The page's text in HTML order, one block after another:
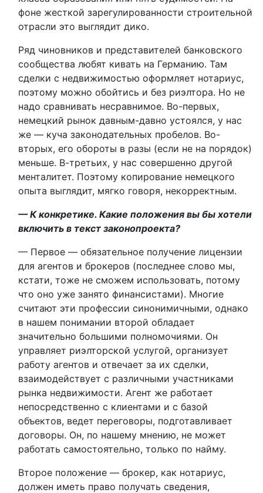
фоне жесткой зарегулированности строительной
отрасли это выглядит дико.
Ряд чиновников и представителей банковского
сообщества любят кивать на Германию. Там
сделки с недвижимостью оформляет нотариус,
поэтому можно обойтись и без риэлтора. Но не
надо сравнивать несравнимое. Во-первых,
немецкий рынок давным-давно устоялся, у нас
же — куча законодательных пробелов. Во-
вторых, его обороты в разы (если не на порядок)
меньше. В-третьих, у нас совершенно другой
менталитет. Поэтому копирование немецкого
опыта выглядит, мягко говоря, некорректным.
— К конкретике. Какие положения вы бы хотели
включить в текст законопроекта?
— Первое — обязательное получение лицензии
для агентов и брокеров (последнее слово мы,
кстати, тоже не сможем использовать, потому
что оно уже занято финансистами). Многие
считают эти профессии синонимичными, однако
в нашем понимании второй обладает
значительно большими полномочиями. Он
управляет риэлторской услугой, организует
работу агентов и отвечает за их сделки,
взаимодействует с различными участниками
рынка недвижимости. Агент же работает
непосредственно с клиентами и с базой
объектов, ведет переговоры, подготавливает
договоры. Он, по нашему мнению, не может
работать самостоятельно, только по найму.
Второе положение — брокер, как нотариус,
должен иметь право получать сведения,